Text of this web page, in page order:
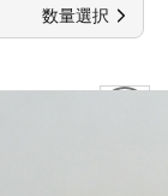
数量選択